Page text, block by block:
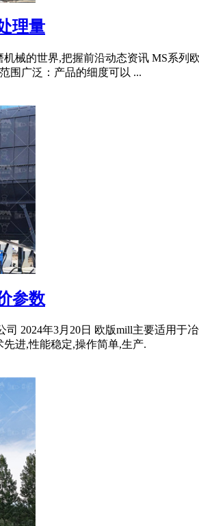
理量
械的世界,把握前沿动态资讯 MS系
围广泛：产品的细度可以 ...
参数
2024年3月20日 欧版mill主要适用
进,性能稳定,操作简单,生产.